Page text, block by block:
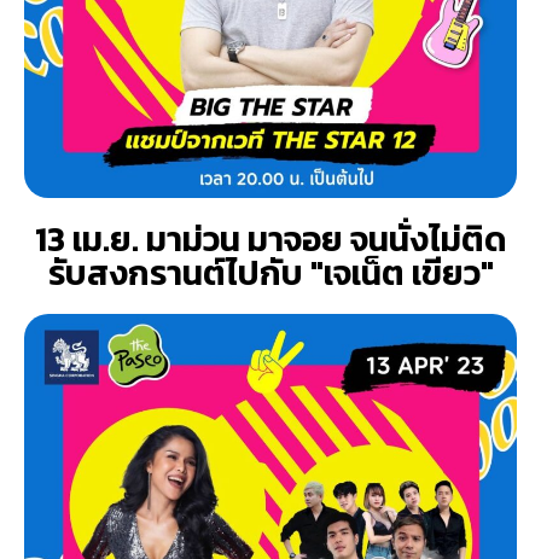
13 เม.ย. มาม่วน มาจอย จนนั่งไม่ติด
รับสงกรานต์ไปกับ "เจเน็ต เขียว"